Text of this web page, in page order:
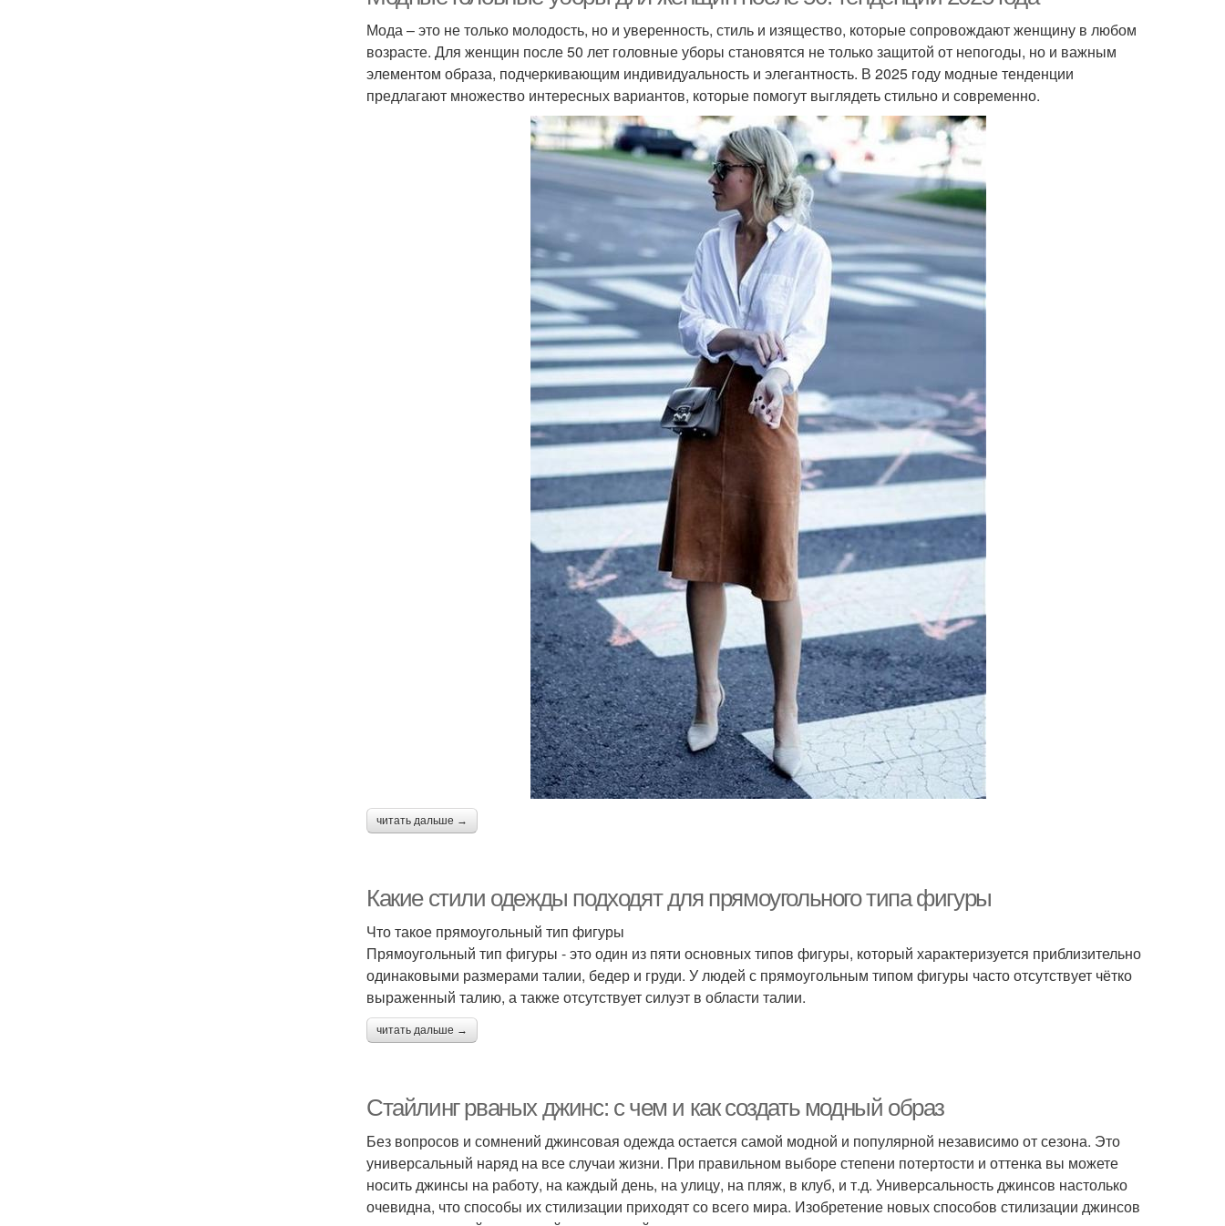
Мода – это не только молодость, но и уверенность, стиль и изящество, которые сопровождают женщину в любом
возрасте. Для женщин после 50 лет головные уборы становятся не только защитой от непогоды, но и важным
элементом образа, подчеркивающим индивидуальность и элегантность. В 2025 году модные тенденции
предлагают множество интересных вариантов, которые помогут выглядеть стильно и современно.
читать дальше →
Какие стили одежды подходят для прямоугольного типа фигуры
Что такое прямоугольный тип фигуры
Прямоугольный тип фигуры - это один из пяти основных типов фигуры, который характеризуется приблизительно
одинаковыми размерами талии, бедер и груди. У людей с прямоугольным типом фигуры часто отсутствует чётко
выраженный талию, а также отсутствует силуэт в области талии.
читать дальше →
Стайлинг рваных джинс: с чем и как создать модный образ
Без вопросов и сомнений джинсовая одежда остается самой модной и популярной независимо от сезона. Это
универсальный наряд на все случаи жизни. При правильном выборе степени потертости и оттенка вы можете
носить джинсы на работу, на каждый день, на улицу, на пляж, в клуб, и т.д. Универсальность джинсов настолько
очевидна, что способы их стилизации приходят со всего мира. Изобретение новых способов стилизации джинсов